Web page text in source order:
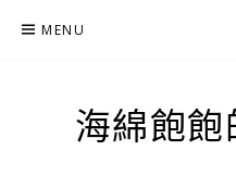
MENU
海綿飽飽